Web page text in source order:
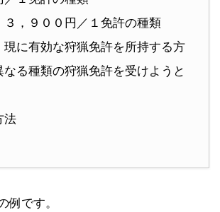
，９００円／１免許の種類
現に有効な狩猟免許を所持する方
なる種類の狩猟免許を受けようと
法
例です。